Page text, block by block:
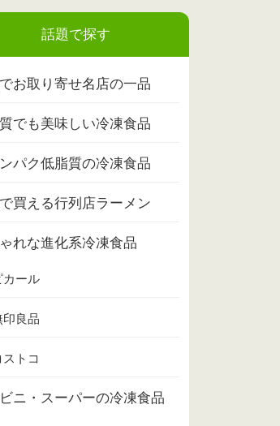
話題で探す
お取り寄せ名店の一品
でも美味しい冷凍食品
パク低脂質の冷凍食品
買える行列店ラーメン
れな進化系冷凍食品
カール
印良品
ストコ
ニ・スーパーの冷凍食品